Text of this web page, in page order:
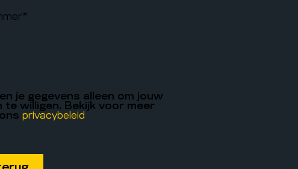
*
je gegevens alleen om jouw
te willigen. Bekijk voor meer
privacybeleid